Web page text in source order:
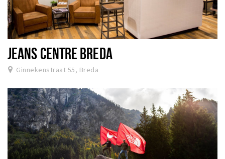
JEANS CENTRE BREDA
Ginnekenstraat 55, Breda